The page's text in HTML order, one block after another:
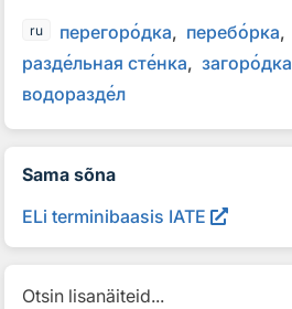
ru перегородка переборка
раздельная стенка загородка
водораздел
Sama sõna
ELi terminibaasis IATE
Otsin lisanäiteid...